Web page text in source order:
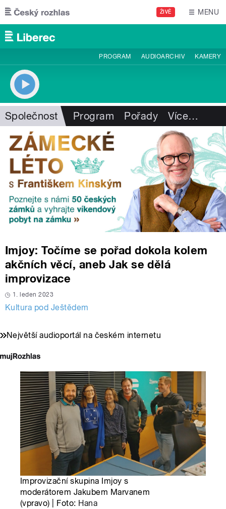
Přejít k hlavnímu obsahu
ŽIVĚ MENU
PROGRAM AUDIOARCHIV KAMERY
Společnost Program Pořady Více…
Imjoy: Točíme se pořad dokola kolem
akčních věcí, aneb Jak se dělá
improvizace
1. leden 2023
Kultura pod Ještědem
Největší audioportál na českém internetu
Improvizační skupina Imjoy s
moderátorem Jakubem Marvanem
(vpravo) | Foto: Hana